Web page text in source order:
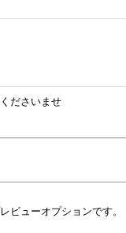
ださいませ
ビューオプションです。